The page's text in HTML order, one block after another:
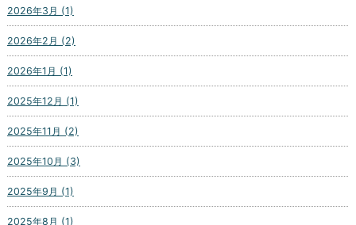
2026年3月 (1)
2026年2月 (2)
2026年1月 (1)
2025年12月 (1)
2025年11月 (2)
2025年10月 (3)
2025年9月 (1)
2025年8月 (1)